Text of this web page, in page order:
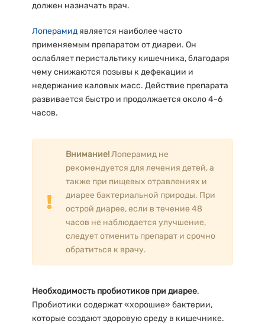
должен назначать врач.
Лоперамид является наиболее часто
применяемым препаратом от диареи. Он
ослабляет перистальтику кишечника, благодаря
чему снижаются позывы к дефекации и
недержание каловых масс. Действие препарата
развивается быстро и продолжается около 4-6
часов.
Внимание!Лоперамид не
рекомендуется для лечения детей, а
также при пищевых отравлениях и
диарее бактериальной природы. При
острой диарее, если в течение 48
часов не наблюдается улучшение,
следует отменить препарат и срочно
обратиться к врачу.
Необходимость пробиотиков при диарее.
Пробиотики содержат «хорошие» бактерии,
которые создают здоровую среду в кишечнике.